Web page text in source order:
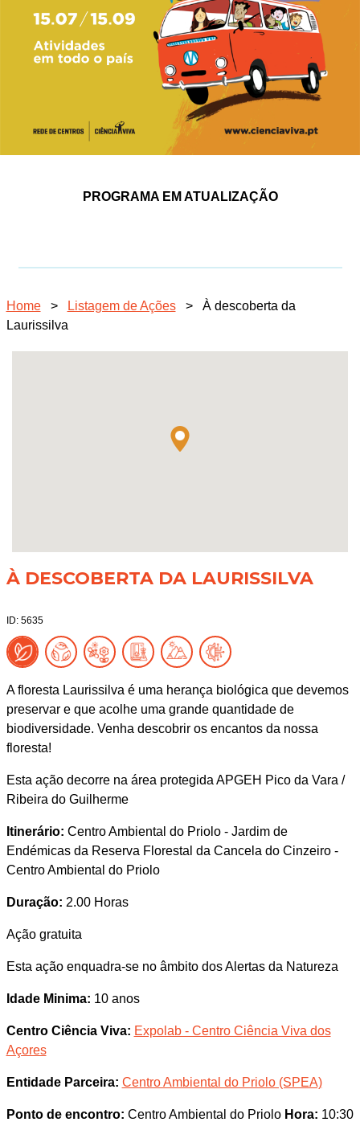
PROGRAMA EM ATUALIZAÇÃO
Home > Listagem de Ações >
À descoberta da
Laurissilva
À DESCOBERTA DA LAURISSILVA
ID: 5635
A floresta Laurissilva é uma herança biológica que devemos
preservar e que acolhe uma grande quantidade de
biodiversidade. Venha descobrir os encantos da nossa
floresta!
Esta ação decorre na área protegida APGEH Pico da Vara /
Ribeira do Guilherme
Itinerário: Centro Ambiental do Priolo - Jardim de
Endémicas da Reserva Florestal da Cancela do Cinzeiro -
Centro Ambiental do Priolo
Duração: 2.00 Horas
Ação gratuita
Esta ação enquadra-se no âmbito dos Alertas da Natureza
Idade Minima: 10 anos
Centro Ciência Viva: Expolab - Centro Ciência Viva dos
Açores
Entidade Parceira: Centro Ambiental do Priolo (SPEA)
Ponto de encontro: Centro Ambiental do Priolo Hora: 10:30